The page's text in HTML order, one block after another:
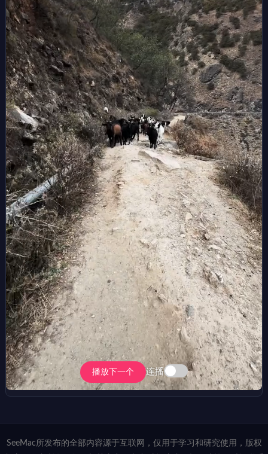
播放下一个 连播
SeeMac所发布的全部内容源于互联网，仅用于学习和研究使用，版权